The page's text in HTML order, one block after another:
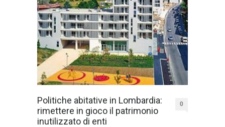
Politiche abitative in Lombardia:
rimettere in gioco il patrimonio
inutilizzato di enti
0